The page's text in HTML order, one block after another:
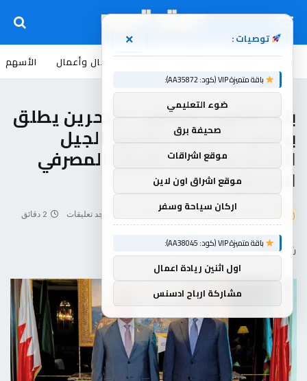
اخبار أسواق عروض منوعات مال وأعمال الأسهم
اخبار
بنك الكويت الوطني – البحرين يطلق
برنامج «قيادة» لتمكين الجيل
القادم من قادة القطاع المصرفي
البحريني
souq-arb فبراير 5, 2026 لا توجد تعليقات 2 دقائق
شاركها
توصيات : ×
باقة متميزة VIP (كود: AA35872):
ضوء التعليمي
صحيفة برق
موقع اشراقات
موقع اشراق اون لاين
اركان سياحة وسفر
باقة متميزة VIP (كود: AA38045):
اول اثنين ريادة اعمال
مشاركة ارباح ادسنس